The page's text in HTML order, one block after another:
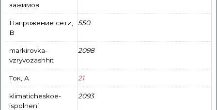
зажимов
Напряжение сети,
В
550
markirovka-
vzryvozashhit
2098
Ток, A 21
klimaticheskoe-
ispolneni
2093